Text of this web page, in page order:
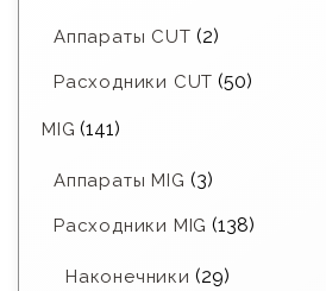
Аппараты CUT (2)
Расходники CUT (50)
MIG (141)
Аппараты MIG (3)
Расходники MIG (138)
Наконечники (29)